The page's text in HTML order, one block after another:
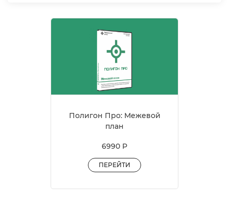
Полигон Про: Межевой
план
6990 Р
ПЕРЕЙТИ